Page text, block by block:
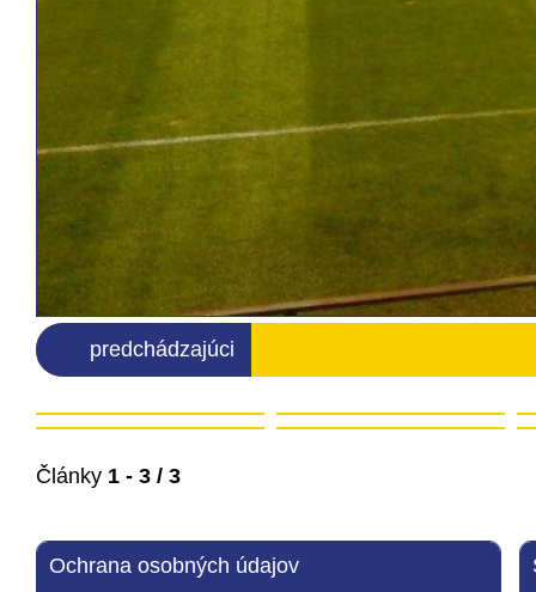
predchádzajúci
Články 1 - 3 / 3
Ochrana osobných údajov